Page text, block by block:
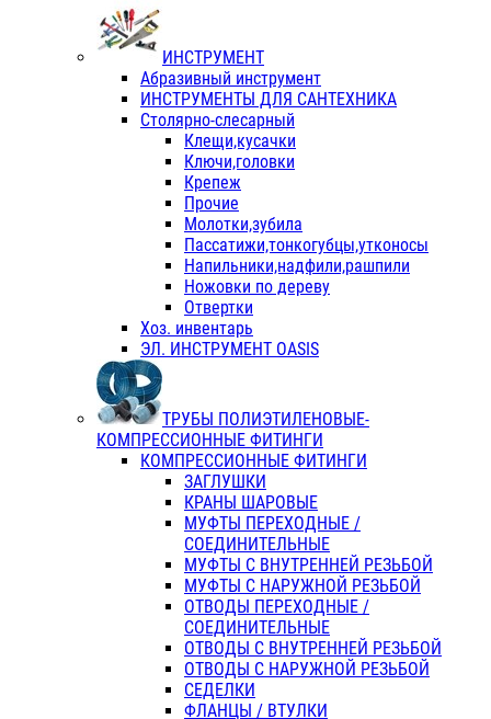
ИНСТРУМЕНТ
Абразивный инструмент
ИНСТРУМЕНТЫ ДЛЯ САНТЕХНИКА
Столярно-слесарный
Клещи,кусачки
Ключи,головки
Крепеж
Прочие
Молотки,зубила
Пассатижи,тонкогубцы,утконосы
Напильники,надфили,рашпили
Ножовки по дереву
Отвертки
Хоз. инвентарь
ЭЛ. ИНСТРУМЕНТ OASIS
ТРУБЫ ПОЛИЭТИЛЕНОВЫЕ-
КОМПРЕССИОННЫЕ ФИТИНГИ
КОМПРЕССИОННЫЕ ФИТИНГИ
ЗАГЛУШКИ
КРАНЫ ШАРОВЫЕ
МУФТЫ ПЕРЕХОДНЫЕ /
СОЕДИНИТЕЛЬНЫЕ
МУФТЫ С ВНУТРЕННЕЙ РЕЗЬБОЙ
МУФТЫ С НАРУЖНОЙ РЕЗЬБОЙ
ОТВОДЫ ПЕРЕХОДНЫЕ /
СОЕДИНИТЕЛЬНЫЕ
ОТВОДЫ С ВНУТРЕННЕЙ РЕЗЬБОЙ
ОТВОДЫ С НАРУЖНОЙ РЕЗЬБОЙ
СЕДЕЛКИ
ФЛАНЦЫ / ВТУЛКИ